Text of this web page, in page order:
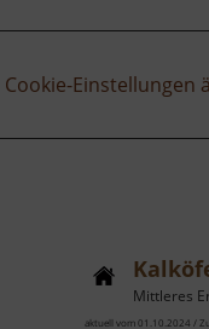
Cookie-Einstellungen
Mittleres
aktuell vom 01.10.2024 /